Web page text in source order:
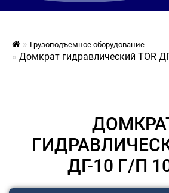
Грузоподъемное оборудование
Домкрат гидравлический TOR
ДГ-10 Г/П